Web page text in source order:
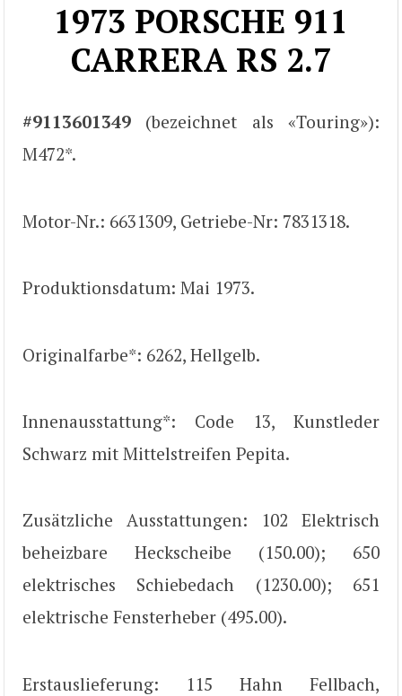
1973 PORSCHE 911
CARRERA RS 2.7
#9113601349 (bezeichnet als «Touring»):
M472*.
Motor-Nr.: 6631309, Getriebe-Nr: 7831318.
Produktionsdatum: Mai 1973.
Originalfarbe*: 6262, Hellgelb.
Innenausstattung*: Code 13, Kunstleder
Schwarz mit Mittelstreifen Pepita.
Zusätzliche Ausstattungen: 102 Elektrisch
beheizbare Heckscheibe (150.00); 650
elektrisches Schiebedach (1230.00); 651
elektrische Fensterheber (495.00).
Erstauslieferung: 115 Hahn Fellbach,